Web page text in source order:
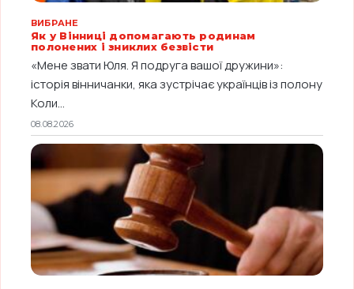
ВИБРАНЕ
Як у Вінниці допомагають родинам
полонених і зниклих безвісти
«Мене звати Юля. Я подруга вашої дружини»:
історія вінничанки, яка зустрічає українців із полону
Коли...
08.08.2026